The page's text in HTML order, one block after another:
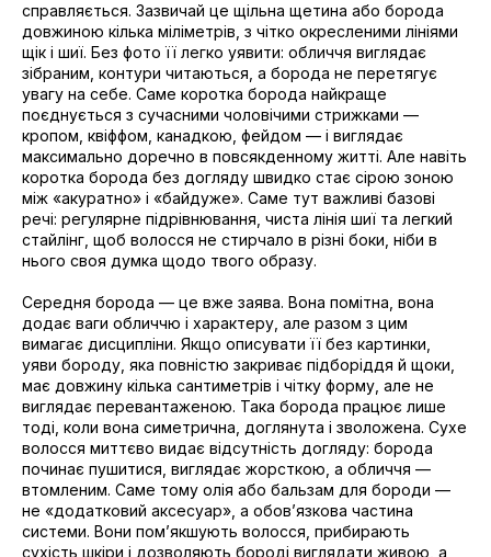
справляється. Зазвичай це щільна щетина або борода
довжиною кілька міліметрів, з чітко окресленими лініями
щік і шиї. Без фото її легко уявити: обличчя виглядає
зібраним, контури читаються, а борода не перетягує
увагу на себе. Саме коротка борода найкраще
поєднується з сучасними чоловічими стрижками —
кропом, квіффом, канадкою, фейдом — і виглядає
максимально доречно в повсякденному житті. Але навіть
коротка борода без догляду швидко стає сірою зоною
між «акуратно» і «байдуже». Саме тут важливі базові
речі: регулярне підрівнювання, чиста лінія шиї та легкий
стайлінг, щоб волосся не стирчало в різні боки, ніби в
нього своя думка щодо твого образу.
Середня борода — це вже заява. Вона помітна, вона
додає ваги обличчю і характеру, але разом з цим
вимагає дисципліни. Якщо описувати її без картинки,
уяви бороду, яка повністю закриває підборіддя й щоки,
має довжину кілька сантиметрів і чітку форму, але не
виглядає перевантаженою. Така борода працює лише
тоді, коли вона симетрична, доглянута і зволожена. Сухе
волосся миттєво видає відсутність догляду: борода
починає пушитися, виглядає жорсткою, а обличчя —
втомленим. Саме тому олія або бальзам для бороди —
не «додатковий аксесуар», а обовʼязкова частина
системи. Вони помʼякшують волосся, прибирають
сухість шкіри і дозволяють бороді виглядати живою, а